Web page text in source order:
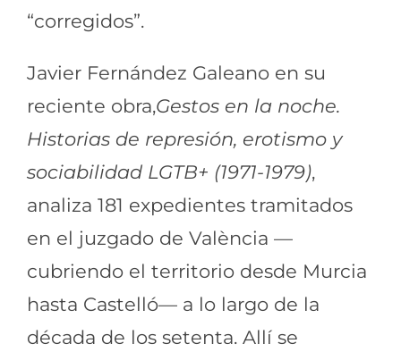
“corregidos”.
Javier Fernández Galeano en su
reciente obra,Gestos en la noche.
Historias de represión, erotismo y
sociabilidad LGTB+ (1971-1979),
analiza 181 expedientes tramitados
en el juzgado de València —
cubriendo el territorio desde Murcia
hasta Castelló— a lo largo de la
década de los setenta. Allí se